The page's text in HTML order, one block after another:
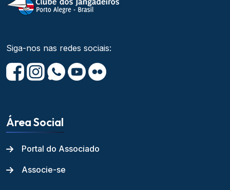
Siga-nos nas redes sociais:
Área Social
Portal do Associado
Associe-se